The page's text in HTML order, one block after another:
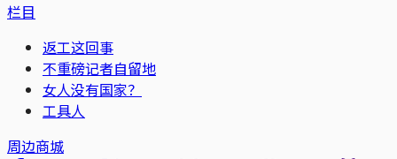
栏目
返工这回事
不重磅记者自留地
女人没有国家？
工具人
周边商城